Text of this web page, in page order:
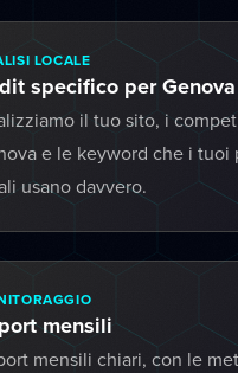
LOCALE
specifico per Genova
il tuo sito, i
e le keyword che i
usano davvero.
mensili
mensili chiari, con le